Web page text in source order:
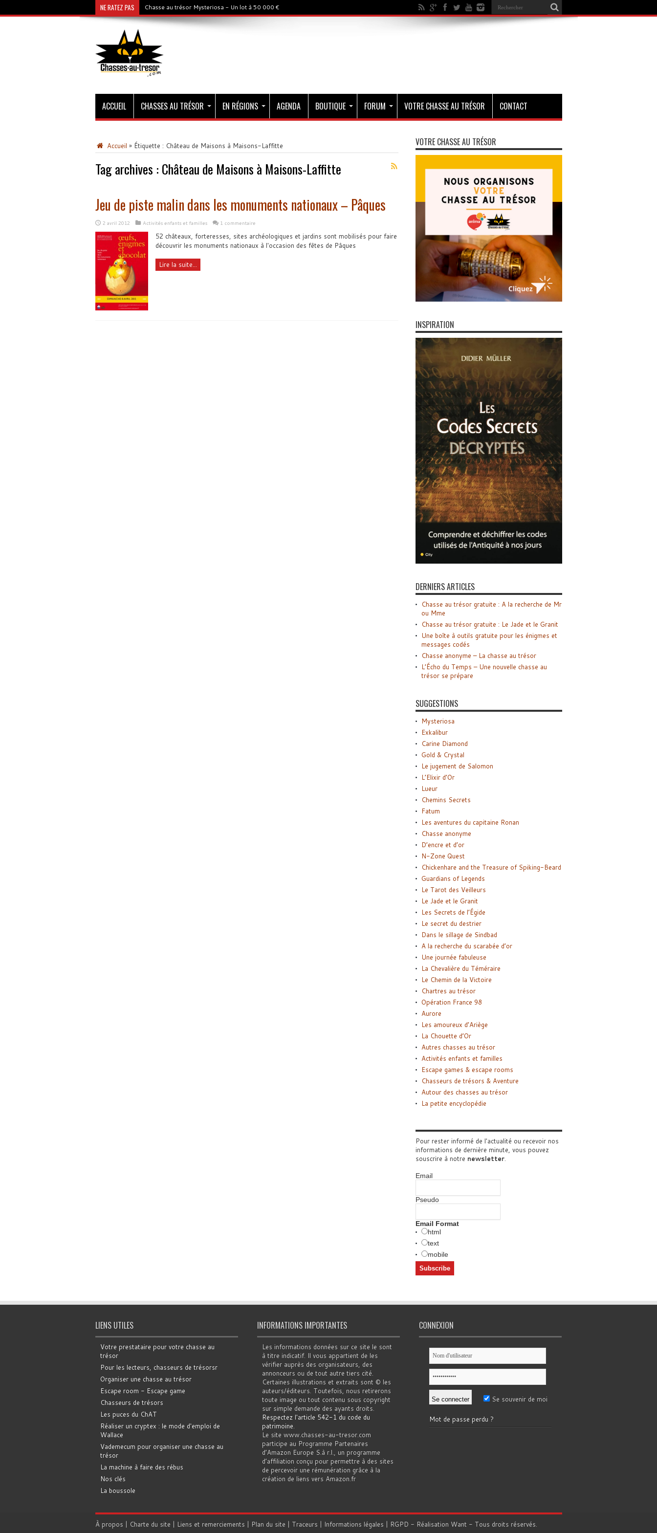
NE RATEZ PAS Chasse au trésor Mysteriosa - Un lot à 50 000 €
ACCUEIL CHASSES AU TRÉSOR EN RÉGIONS AGENDA BOUTIQUE FORUM VOTRE CHASSE AU TRÉSOR CONTACT
Accueil » Étiquette : Château de Maisons à Maisons-Laffitte
Tag archives : Château de Maisons à Maisons-Laffitte
Jeu de piste malin dans les monuments nationaux – Pâques
2 avril 2012 Activités enfants et familles 1 commentaire
52 châteaux, forteresses, sites archéologiques et jardins sont mobilisés pour faire
découvrir les monuments nationaux à l'occasion des fêtes de Pâques
Lire la suite...
VOTRE CHASSE AU TRÉSOR
INSPIRATION
DERNIERS ARTICLES
Chasse au trésor gratuite : A la recherche de Mr
ou Mme
Chasse au trésor gratuite : Le Jade et le Granit
Une boîte à outils gratuite pour les énigmes et
messages codés
Chasse anonyme – La chasse au trésor
L’Écho du Temps – Une nouvelle chasse au
trésor se prépare
SUGGESTIONS
Mysteriosa
Exkalibur
Carine Diamond
Gold & Crystal
Le jugement de Salomon
L’Elixir d’Or
Lueur
Chemins Secrets
Fatum
Les aventures du capitaine Ronan
Chasse anonyme
D’encre et d’or
N-Zone Quest
Chickenhare and the Treasure of Spiking-Beard
Guardians of Legends
Le Tarot des Veilleurs
Le Jade et le Granit
Les Secrets de l’Égide
Le secret du destrier
Dans le sillage de Sindbad
A la recherche du scarabée d’or
Une journée fabuleuse
La Chevalière du Téméraire
Le Chemin de la Victoire
Chartres au trésor
Opération France 98
Aurore
Les amoureux d’Ariège
La Chouette d’Or
Autres chasses au trésor
Activités enfants et familles
Escape games & escape rooms
Chasseurs de trésors & Aventure
Autour des chasses au trésor
La petite encyclopédie
Pour rester informé de l'actualité ou recevoir nos
informations de dernière minute, vous pouvez
souscrire à notre newsletter.
Email
Pseudo
Email Format
html
text
mobile
LIENS UTILES
Votre prestataire pour votre chasse au
trésor
Pour les lecteurs, chasseurs de trésorsr
Organiser une chasse au trésor
Escape room - Escape game
Chasseurs de trésors
Les puces du ChAT
Réaliser un cryptex : le mode d'emploi de
Wallace
Vademecum pour organiser une chasse au
trésor
La machine à faire des rébus
Nos clés
La boussole
INFORMATIONS IMPORTANTES
Les informations données sur ce site le sont
à titre indicatif. Il vous appartient de les
vérifier auprès des organisateurs, des
annonceurs ou de tout autre tiers cité.
Certaines illustrations et extraits sont © les
auteurs/éditeurs. Toutefois, nous retirerons
toute image ou tout contenu sous copyright
sur simple demande des ayants droits.
Respectez l'article 542-1 du code du
patrimoine
Le site www.chasses-au-tresor.com
participe au Programme Partenaires
d’Amazon Europe S.à r.l., un programme
d’affiliation conçu pour permettre à des sites
de percevoir une rémunération grâce à la
création de liens vers Amazon.fr
CONNEXION
Se souvenir de moi
Mot de passe perdu ?
À propos | Charte du site | Liens et remerciements | Plan du site | Traceurs | Informations légales | RGPD - Réalisation Want - Tous droits réservés.